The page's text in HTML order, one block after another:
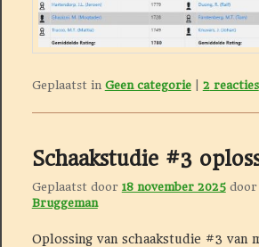
Geplaatst in Geen categorie 2 reacties
Schaakstudie #3
Geplaatst door 18 november 2025 door
Bruggeman
Oplossing van schaakstudie #3 van